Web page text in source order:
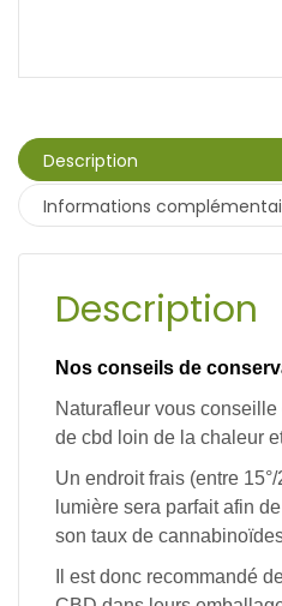
Description
Informations
Description
Nos conseils de
Naturafleur vous
de cbd loin de la chaleur
Un endroit frais (entre 15°/
lumière sera parfait afin
son taux de
Il est donc recommandé